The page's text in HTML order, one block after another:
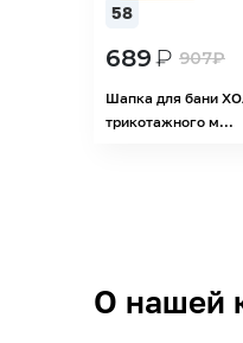
58
689₽ 907₽
Шапка для бани
трикотажного м...
О нашей